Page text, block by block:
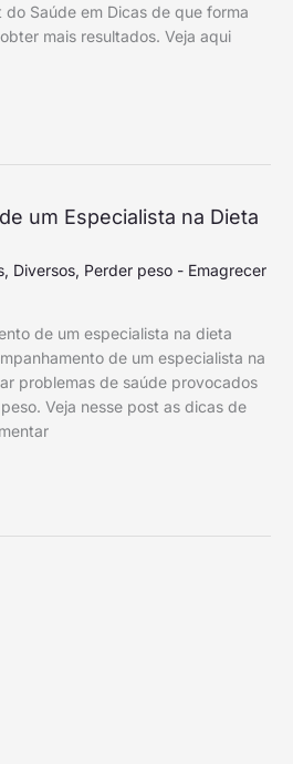
do Saúde em Dicas de que forma
mais resultados. Veja aqui
um Especialista na Dieta
, Diversos, Perder peso - Emagrecer
de um especialista na dieta
de um especialista na
problemas de saúde provocados
Veja nesse post as dicas de